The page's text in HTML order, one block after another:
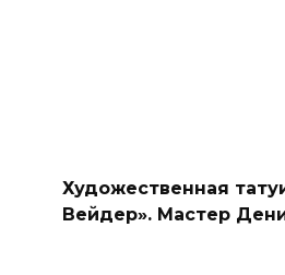
Художественная
Вейдер». Мастер